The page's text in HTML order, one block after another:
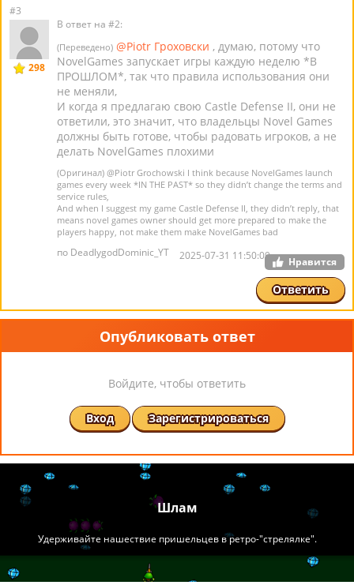
#3
298
В ответ на #2:
(Переведено) @Piotr Гроховски , думаю, потому что
NovelGames запускает игры каждую неделю *В
ПРОШЛОМ*, так что правила использования они
не меняли,
И когда я предлагаю свою Castle Defense II, они не
ответили, это значит, что владельцы Novel Games
должны быть готове, чтобы радовать игроков, а не
делать NovelGames плохими
(Оригинал) @Piotr Grochowski I think because NovelGames launch
games every week *IN THE PAST* so they didn’t change the terms and
service rules,
And when I suggest my game Castle Defense II, they didn’t reply, that
means novel games owner should get more prepared to make the
players happy, not make them make NovelGames bad
по DeadlygodDominic_YT 2025-07-31 11:50:09 Нравится
Ответить
Опубликовать ответ
Войдите, чтобы ответить
Вход Зарегистрироваться